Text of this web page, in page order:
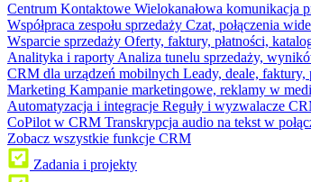
Centrum Kontaktowe Wielokanałowa komunikacja
Współpraca zespołu sprzedaży Czat, połączenia
Wsparcie sprzedaży Oferty, faktury, płatności,
Analityka i raporty Analiza tunelu sprzedaży,
CRM dla urządzeń mobilnych Leady, deale, faktury,
Marketing Kampanie marketingowe, reklamy w
Automatyzacja i integracje Reguły i wyzwalacze
CoPilot w CRM Transkrypcja audio na tekst w
Zobacz wszystkie funkcje CRM
Zadania i projekty